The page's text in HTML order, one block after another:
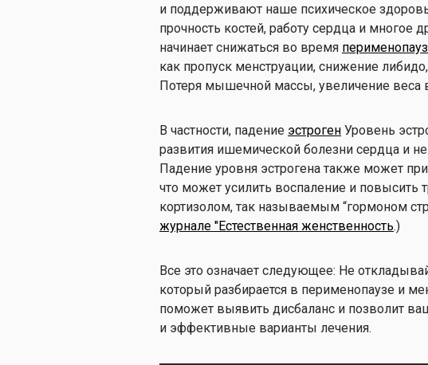
и поддерживают наше психическое
прочность костей, работу сердца и многое
начинает снижаться во время
как пропуск менструации, снижение либидо,
Потеря мышечной массы, увеличение веса
В частности, падение эстроген Уровень
развития ишемической болезни сердца и
Падение уровня эстрогена также может
что может усилить воспаление и
кортизолом, так называемым “гормоном
журнале "Естественная женственность.)
Все это означает следующее: Не
который разбирается в перименопаузе и
поможет выявить дисбаланс и позволит
и эффективные варианты лечения.